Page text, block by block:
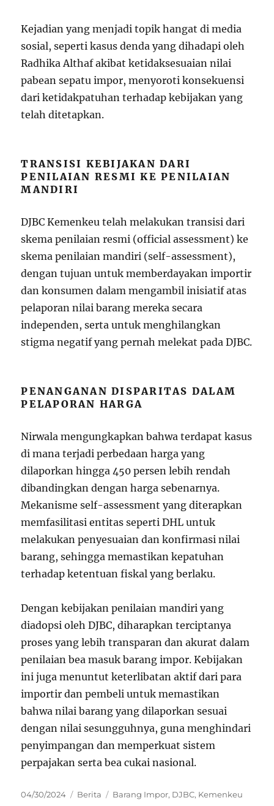
Kejadian yang menjadi topik hangat di media
sosial, seperti kasus denda yang dihadapi oleh
Radhika Althaf akibat ketidaksesuaian nilai
pabean sepatu impor, menyoroti konsekuensi
dari ketidakpatuhan terhadap kebijakan yang
telah ditetapkan.
TRANSISI KEBIJAKAN DARI
PENILAIAN RESMI KE PENILAIAN
MANDIRI
DJBC Kemenkeu telah melakukan transisi dari
skema penilaian resmi (official assessment) ke
skema penilaian mandiri (self-assessment),
dengan tujuan untuk memberdayakan importir
dan konsumen dalam mengambil inisiatif atas
pelaporan nilai barang mereka secara
independen, serta untuk menghilangkan
stigma negatif yang pernah melekat pada DJBC.
PENANGANAN DISPARITAS DALAM
PELAPORAN HARGA
Nirwala mengungkapkan bahwa terdapat kasus
di mana terjadi perbedaan harga yang
dilaporkan hingga 450 persen lebih rendah
dibandingkan dengan harga sebenarnya.
Mekanisme self-assessment yang diterapkan
memfasilitasi entitas seperti DHL untuk
melakukan penyesuaian dan konfirmasi nilai
barang, sehingga memastikan kepatuhan
terhadap ketentuan fiskal yang berlaku.
Dengan kebijakan penilaian mandiri yang
diadopsi oleh DJBC, diharapkan terciptanya
proses yang lebih transparan dan akurat dalam
penilaian bea masuk barang impor. Kebijakan
ini juga menuntut keterlibatan aktif dari para
importir dan pembeli untuk memastikan
bahwa nilai barang yang dilaporkan sesuai
dengan nilai sesungguhnya, guna menghindari
penyimpangan dan memperkuat sistem
perpajakan serta bea cukai nasional.
Posted
04/30/2024 Categories
Berita Tags
Barang Impor, DJBC, Kemenkeu